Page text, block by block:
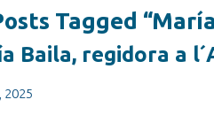
Tagged
Baila, regidora a
2025